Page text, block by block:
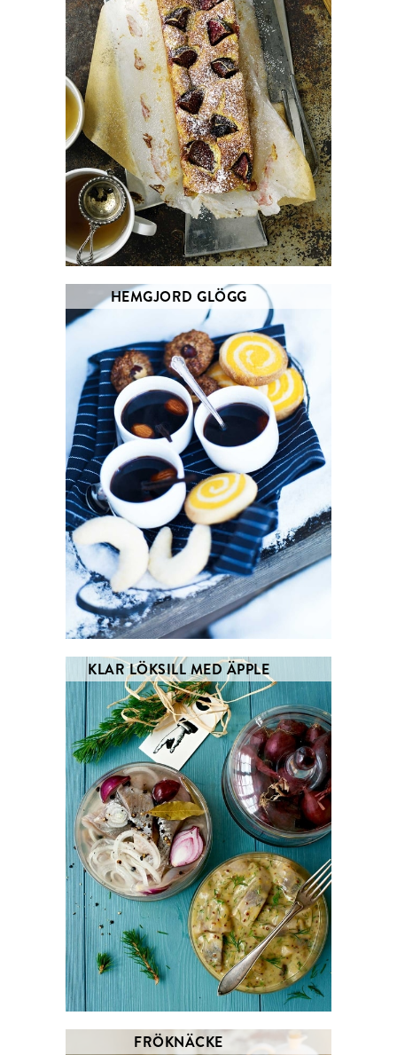
HEMGJORD GLÖGG
KLAR LÖKSILL MED ÄPPLE
FRÖKNÄCKE